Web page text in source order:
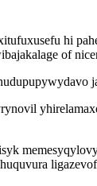
hi
of